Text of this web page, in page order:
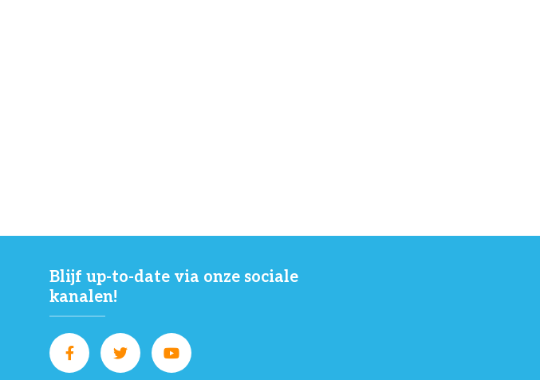
Blijf up-to-date via onze sociale
kanalen!